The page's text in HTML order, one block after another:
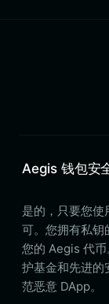
Aegis 钱包安
是的，只要您
可。您拥有私钥
您的 Aegis 代
护基金和先进的
范恶意 DApp。